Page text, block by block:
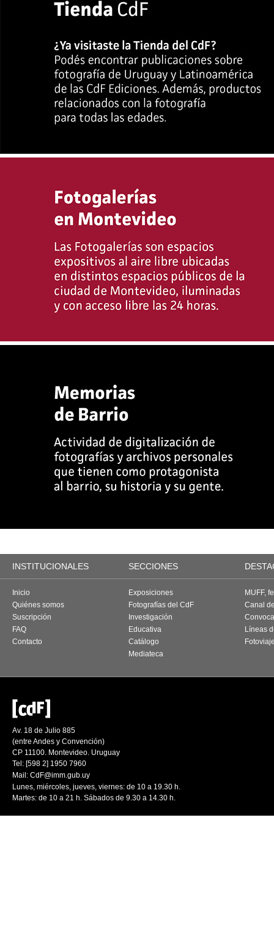
INSTITUCIONALES SECCIONES
Inicio
Quiénes somos
Suscripción
FAQ
Contacto
Exposiciones
Fotografías del CdF
Investigación
Educativa
Catálogo
Mediateca
MUFF,
Canal
Líneas
Av. 18 de Julio 885
(entre Andes y Convención)
CP 11100. Montevideo. Uruguay
Tel: [598 2] 1950 7960
Mail: CdF@imm.gub.uy
Lunes, miércoles, jueves, viernes: de 10 a 19.30 h.
Martes: de 10 a 21 h. Sábados de 9.30 a 14.30 h.